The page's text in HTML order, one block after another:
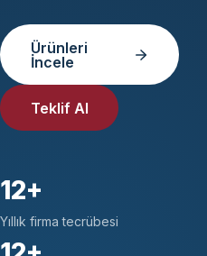
Ürünleri
İncele
Teklif Al
12+
Yıllık firma tecrübesi